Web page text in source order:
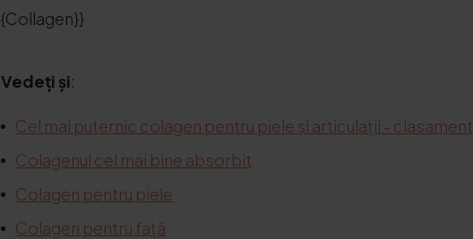
{Collagen}}
Vedeți și:
Cel mai puternic colagen pentru piele și articulații - clasament
Colagenul cel mai bine absorbit
Colagen pentru piele
Colagen pentru față